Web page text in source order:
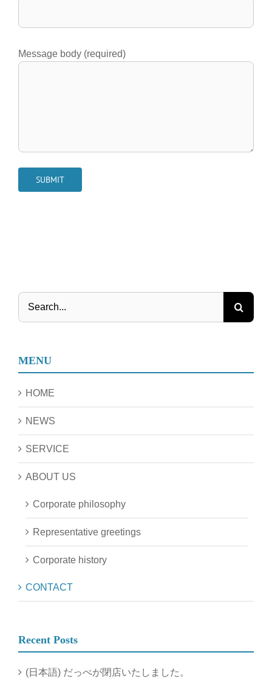
Message body (required)
Search
MENU
HOME
NEWS
SERVICE
ABOUT US
Corporate philosophy
Representative greetings
Corporate history
CONTACT
Recent Posts
(日本語) だっぺが閉店いたしました。